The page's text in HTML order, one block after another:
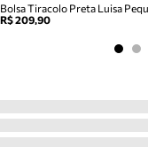
Bolsa Tiracolo Preta Luisa
R$ 209,90